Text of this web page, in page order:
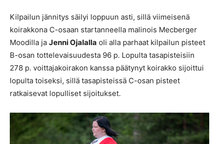
Kilpailun jännitys säilyi loppuun asti, sillä viimeisenä
koirakkona C-osaan startanneella malinois Mecberger
Moodilla ja Jenni Ojalalla oli alla parhaat kilpailun pisteet
B-osan tottelevaisuudesta 96 p. Lopulta tasapisteisiin
278 p. voittajakoirakon kanssa päätynyt koirakko sijoittui
lopulta toiseksi, sillä tasapisteissä C-osan pisteet
ratkaisevat lopulliset sijoitukset.